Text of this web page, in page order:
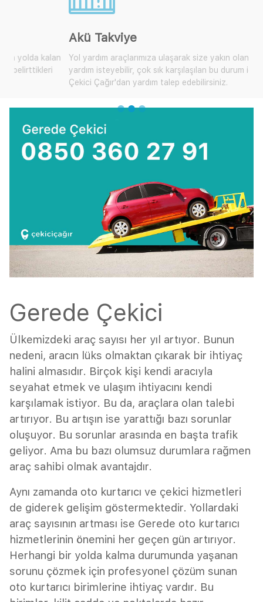
Akü Takviye
Yol yardım araçlarımıza ulaşarak size yakın olan mobil araçtan
yardım isteyebilir, çok sık karşılaşılan bu durum için artık
Çekici Çağır'dan yardım talep edebilirsiniz.
Gerede Çekici
Ülkemizdeki araç sayısı her yıl artıyor. Bunun
nedeni, aracın lüks olmaktan çıkarak bir ihtiyaç
halini almasıdır. Birçok kişi kendi aracıyla
seyahat etmek ve ulaşım ihtiyacını kendi
karşılamak istiyor. Bu da, araçlara olan talebi
artırıyor. Bu artışın ise yarattığı bazı sorunlar
oluşuyor. Bu sorunlar arasında en başta trafik
geliyor. Ama bu bazı olumsuz durumlara rağmen
araç sahibi olmak avantajdır.
Aynı zamanda oto kurtarıcı ve çekici hizmetleri
de giderek gelişim göstermektedir. Yollardaki
araç sayısının artması ise Gerede oto kurtarıcı
hizmetlerinin önemini her geçen gün artırıyor.
Herhangi bir yolda kalma durumunda yaşanan
sorunu çözmek için profesyonel çözüm sunan
oto kurtarıcı birimlerine ihtiyaç vardır. Bu